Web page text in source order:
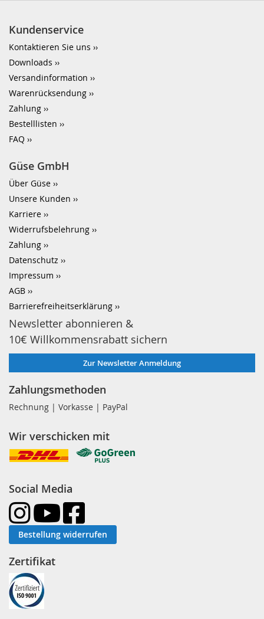
Kundenservice
Kontaktieren Sie uns
Downloads
Versandinformation
Warenrücksendung
Zahlung
Bestelllisten
FAQ
Güse GmbH
Über Güse
Unsere Kunden
Karriere
Widerrufsbelehrung
Zahlung
Datenschutz
Impressum
AGB
Barrierefreiheitserklärung
Newsletter abonnieren &
10€ Willkommensrabatt sichern
Zur Newsletter Anmeldung
Zahlungsmethoden
Rechnung | Vorkasse | PayPal
Wir verschicken mit
Social Media
Bestellung widerrufen
Zertifikat